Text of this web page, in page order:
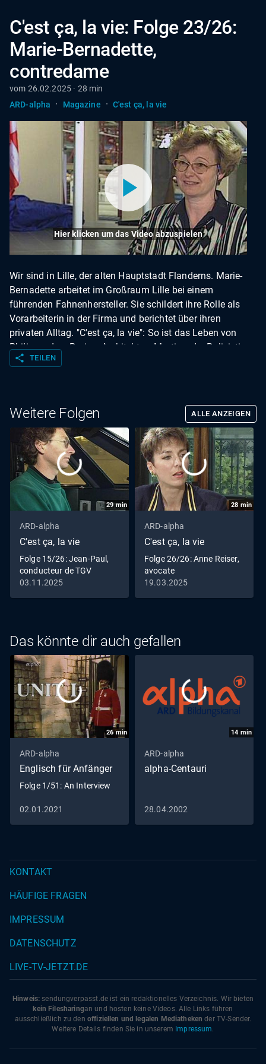
C'est ça, la vie: Folge 23/26:
Marie-Bernadette,
contredame
vom 26.02.2025 · 28 min
ARD-alpha
· Magazine · C'est ça, la vie
Hier klicken um das Video abzuspielen
Wir sind in Lille, der alten Hauptstadt Flanderns. Marie-
Bernadette arbeitet im Großraum Lille bei einem
führenden Fahnenhersteller. Sie schildert ihre Rolle als
Vorarbeiterin in der Firma und berichtet über ihren
privaten Alltag. "C'est ça, la vie": So ist das Leben von
Philippe, dem Pariser Architekten, Martine, der Polizistin
in Caen oder von Anne, Rechtsanwältin in Genf. "C'est ça,
verschiedensten Berufen tätig sind. Sie zeigen uns ihre
Stadt und ihren Arbeitsplatz, stellen ihre Familien vor und
erzählen von ihren Hobbys. Natürlich wird in "C'est ça, la
vie" nur Französisch gesprochen. Anouk Charlier führt
durch die Sendereihe und hilft mit ihren Erläuterungen,
Land und Leute besser zu verstehen.
share TEILEN
Weitere Folgen ALLE ANZEIGEN
29min
ARD-alpha
C'est ça, la vie
Folge 15/26: Jean-Paul,
conducteur de TGV
03.11.2025
28 min
ARD-alpha
C'est ça, la vie
Folge 26/26: Anne Reiser,
avocate
19.03.2025
Das könnte dir auch gefallen
26min
ARD-alpha
Englisch für Anfänger
Folge 1/51: An Interview
02.01.2021
14 min
ARD-alpha
alpha-Centauri
28.04.2002
KONTAKT
HÄUFIGE FRAGEN
IMPRESSUM
DATENSCHUTZ
LIVE-TV-JETZT.DE
Hinweis: sendungverpasst.de ist ein redaktionelles Verzeichnis. Wir bieten
kein Filesharingan und hosten keine Videos. Alle Links führen
ausschließlich zu den offiziellen und legalen Mediatheken der TV-Sender.
Weitere Details finden Sie in unserem Impressum.